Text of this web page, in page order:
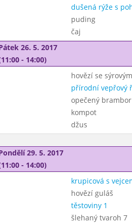
dušená rýže s
puding
čaj
26. 5. 2017
- 14:00)
hovězí se
přírodní vepřový
opečený brambor
kompot
džus
29. 5. 2017
- 14:00)
krupicová s
hovězí guláš
těstoviny 1
šlehaný tvaroh 7